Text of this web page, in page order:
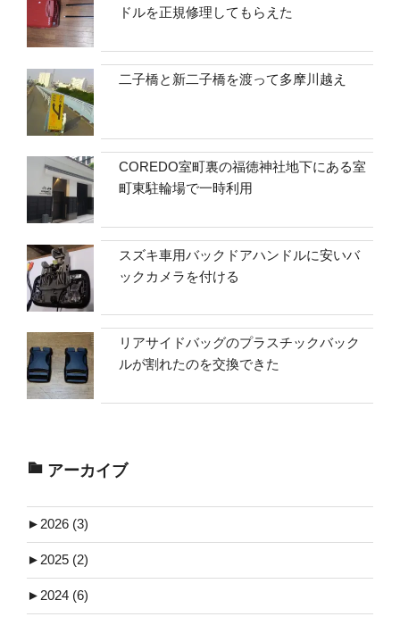
ドルを正規修理してもらえた
二子橋と新二子橋を渡って多摩川越え
COREDO室町裏の福徳神社地下にある室
町東駐輪場で一時利用
スズキ車用バックドアハンドルに安いバ
ックカメラを付ける
リアサイドバッグのプラスチックバック
ルが割れたのを交換できた
アーカイブ
►2026 (3)
►2025 (2)
►2024 (6)